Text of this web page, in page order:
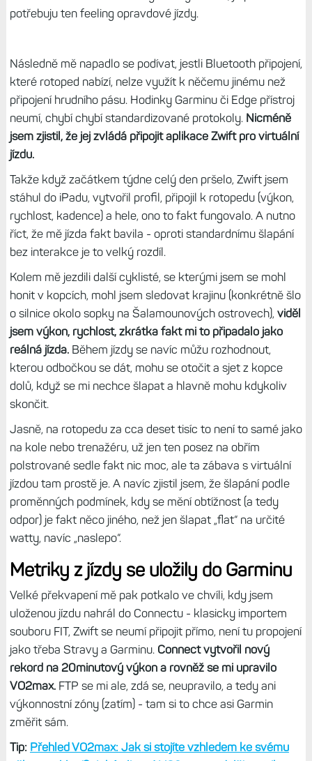
potřebuju ten feeling opravdové jízdy.
Následně mě napadlo se podívat, jestli Bluetooth připojení,
které rotoped nabízí, nelze využít k něčemu jinému než
připojení hrudního pásu. Hodinky Garminu či Edge přístroj
neumí, chybí chybí standardizované protokoly.Nicméně
jsem zjistil, že jej zvládá připojit aplikace Zwift pro virtuální
jízdu.
Takže když začátkem týdne celý den pršelo, Zwift jsem
stáhul do iPadu, vytvořil profil, připojil k rotopedu (výkon,
rychlost, kadence) a hele, ono to fakt fungovalo. A nutno
říct, že mě jízda fakt bavila - oproti standardnímu šlapání
bez interakce je to velký rozdíl.
Kolem mě jezdili další cyklisté, se kterými jsem se mohl
honit v kopcích, mohl jsem sledovat krajinu (konkrétně šlo
o silnice okolo sopky na Šalamounových ostrovech),viděl
jsem výkon, rychlost, zkrátka fakt mi to připadalo jako
reálná jízda.Během jízdy se navíc můžu rozhodnout,
kterou odbočkou se dát, mohu se otočit a sjet z kopce
dolů, když se mi nechce šlapat a hlavně mohu kdykoliv
skončit.
Jasně, na rotopedu za cca deset tisíc to není to samé jako
na kole nebo trenažéru, už jen ten posez na obřím
polstrované sedle fakt nic moc, ale ta zábava s virtuální
jízdou tam prostě je. A navíc zjistil jsem, že šlapání podle
proměnných podmínek, kdy se mění obtížnost (a tedy
odpor) je fakt něco jiného, než jen šlapat „flat“ na určité
watty, navíc „naslepo“.
Metriky z jízdy se uložily do Garminu